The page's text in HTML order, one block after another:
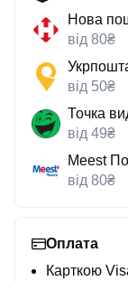
Нова
від 80₴
від 50₴
Точка
від 49₴
Meest
від 80₴
Оплата
Карткою